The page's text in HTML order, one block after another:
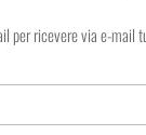
per ricevere via e-mail